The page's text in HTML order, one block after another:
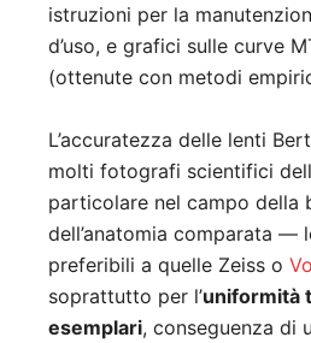
istruzioni per la
d’uso, e grafici sulle curve
(ottenute con metodi
L’accuratezza delle lenti
molti fotografi scientifici
particolare nel campo della
dell’anatomia comparata —
preferibili a quelle Zeiss o
soprattutto per l’uniformità
esemplari, conseguenza di